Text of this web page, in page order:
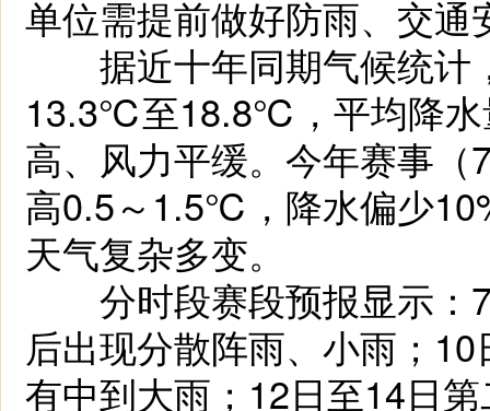
单位需提前做好防雨、交通
据近十年同期气候统计
13.3℃至18.8℃，平均降水
高、风力平缓。今年赛事
高0.5～1.5℃，降水偏少
天气复杂多变。
分时段赛段预报显示：7
后出现分散阵雨、小雨；
有中到大雨；12日至14日